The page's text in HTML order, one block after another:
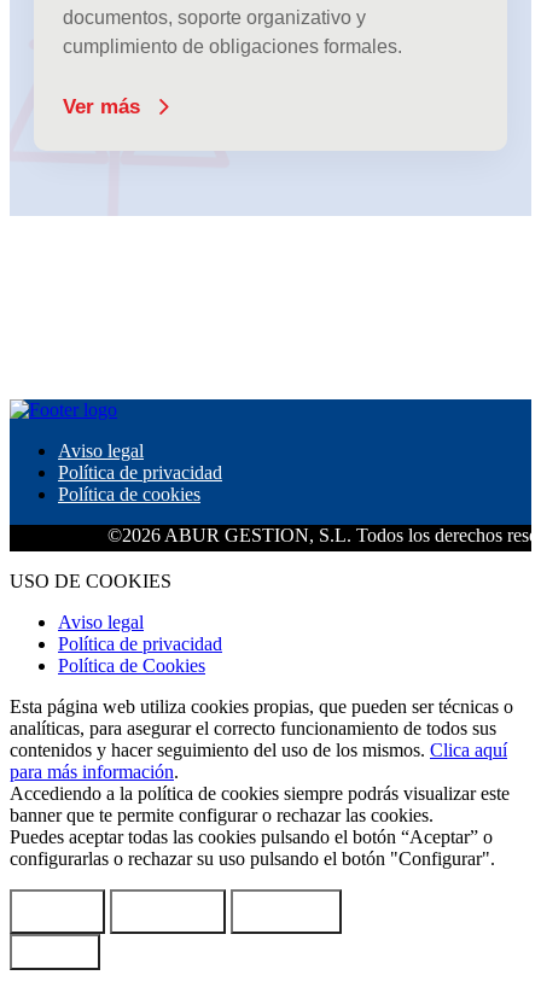
documentos, soporte organizativo y
cumplimiento de obligaciones formales.
Ver más
Aviso legal
Política de privacidad
Política de cookies
©2026 ABUR GESTION, S.L. Todos los derechos reservados.
USO DE COOKIES
Aviso legal
Política de privacidad
Política de Cookies
Esta página web utiliza cookies propias, que pueden ser técnicas o
analíticas, para asegurar el correcto funcionamiento de todos sus
contenidos y hacer seguimiento del uso de los mismos. Clica aquí
para más información.
Accediendo a la política de cookies siempre podrás visualizar este
banner que te permite configurar o rechazar las cookies.
Puedes aceptar todas las cookies pulsando el botón “Aceptar” o
configurarlas o rechazar su uso pulsando el botón "Configurar".